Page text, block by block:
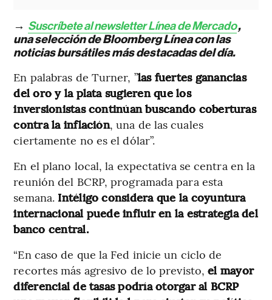
→ Suscríbete al newsletter Línea de Mercado,
una selección de Bloomberg Línea con las
noticias bursátiles más destacadas del día.
En palabras de Turner, ”las fuertes ganancias
del oro y la plata sugieren que los
inversionistas continúan buscando coberturas
contra la inflación, una de las cuales
ciertamente no es el dólar”.
En el plano local, la expectativa se centra en la
reunión del BCRP, programada para esta
semana. Intéligo considera que la coyuntura
internacional puede influir en la estrategia del
banco central.
“En caso de que la Fed inicie un ciclo de
recortes más agresivo de lo previsto,el mayor
diferencial de tasas podría otorgar al BCRP